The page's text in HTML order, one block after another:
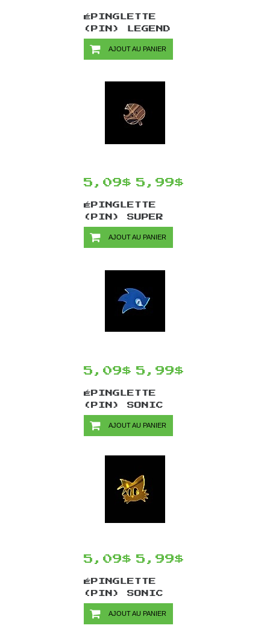
ÉPINGLETTE
(PIN) LEGEND
OF ZELDA PAR
CHINOOK CRAFTS
AJOUT AU PANIER
5,09$ 5,99$
ÉPINGLETTE
(PIN) SUPER
MARIO PAR
CHINOOK CRAFTS
AJOUT AU PANIER
5,09$ 5,99$
ÉPINGLETTE
(PIN) SONIC
THE HEDGEHOG
PAR CHINOOK
AJOUT AU PANIER
5,09$ 5,99$
ÉPINGLETTE
(PIN) SONIC
THE HEDGEHOG
PAR CHINOOK
AJOUT AU PANIER